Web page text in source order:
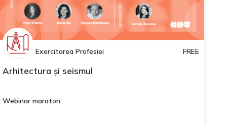
Exercitarea Profesiei FREE
Arhitectura și seismul
Webinar maraton